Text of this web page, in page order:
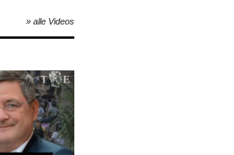
» alle Videos